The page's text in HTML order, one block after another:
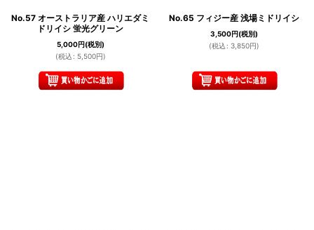
No.57 オーストラリア産 ハリエダミ
ドリイシ 蛍光グリーン
5,000円(税別)
(税込 : 5,500円)
No.65 フィジー産 浅場ミドリイシ
3,500円(税別)
(税込 : 3,850円)